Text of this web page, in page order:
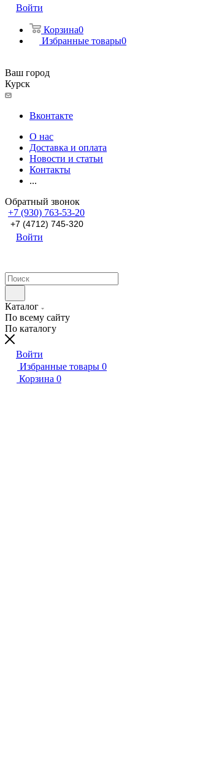
Войти
Корзина0
Избранные товары0
Ваш город
Курск
Вконтакте
О нас
Доставка и оплата
Новости и статьи
Контакты
...
Обратный звонок
+7 (930) 763-53-20
+7 (4712) 745-320
Войти
Каталог
По всему сайту
По каталогу
Войти
Избранные товары 0
Корзина 0